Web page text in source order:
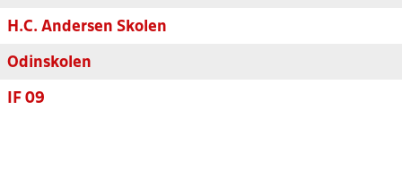
H.C. Andersen Skolen
Odinskolen
IF 09